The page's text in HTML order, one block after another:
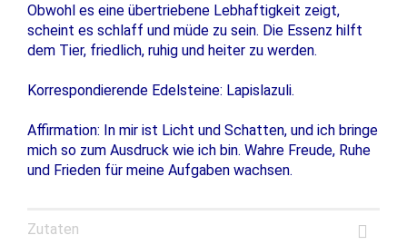
Obwohl es eine übertriebene Lebhaftigkeit zeigt,
scheint es schlaff und müde zu sein. Die Essenz hilft
dem Tier, friedlich, ruhig und heiter zu werden.
Korrespondierende Edelsteine: Lapislazuli.
Affirmation: In mir ist Licht und Schatten, und ich bringe
mich so zum Ausdruck wie ich bin. Wahre Freude, Ruhe
und Frieden für meine Aufgaben wachsen.
Zutaten